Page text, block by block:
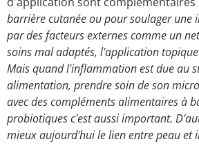
barrière cutanée ou pour soulager une
par des facteurs externes comme un
soins mal adaptés, l'application
Mais quand l'inflammation est due au
alimentation, prendre soin de son
avec des compléments alimentaires à
probiotiques c'est aussi important.
mieux aujourd'hui le lien entre peau et